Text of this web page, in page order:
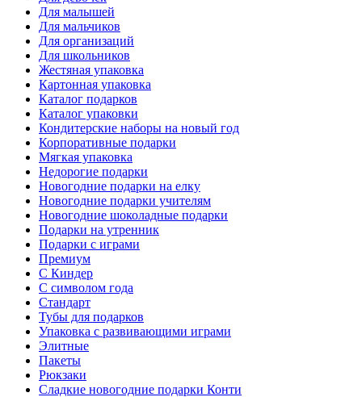
Для малышей
Для мальчиков
Для организаций
Для школьников
Жестяная упаковка
Картонная упаковка
Каталог подарков
Каталог упаковки
Кондитерские наборы на новый год
Корпоративные подарки
Мягкая упаковка
Недорогие подарки
Новогодние подарки на елку
Новогодние подарки учителям
Новогодние шоколадные подарки
Подарки на утренник
Подарки с играми
Премиум
С Киндер
С символом года
Стандарт
Тубы для подарков
Упаковка с развивающими играми
Элитные
Пакеты
Рюкзаки
Сладкие новогодние подарки Конти